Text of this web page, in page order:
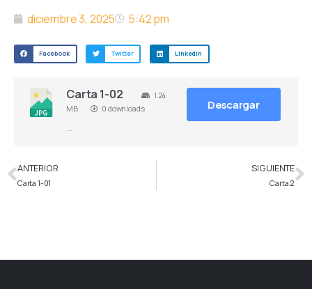
diciembre 3, 2025 5:42 pm
Facebook Twitter LinkedIn
Carta 1-02
1.24
MB
0 downloads Descargar
ANTERIOR
Carta 1-01
SIGUIENTE
Carta 2